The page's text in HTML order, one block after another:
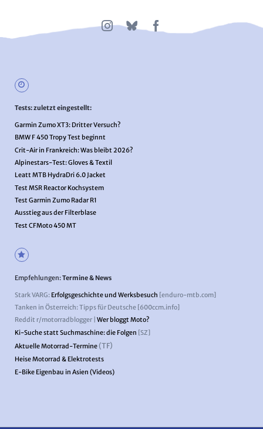
Tests: zuletzt eingestellt:
Garmin Zumo XT3: Dritter Versuch?
BMW F 450 Tropy Test beginnt
Crit-Air in Frankreich: Was bleibt 2026?
Alpinestars-Test: Gloves & Textil
Leatt MTB HydraDri 6.0 Jacket
Test MSR Reactor Kochsystem
Test Garmin Zumo Radar R1
Ausstieg aus der Filterblase
Test CFMoto 450 MT
Empfehlungen:Termine & News
Stark VARG: Erfolgsgeschichte und Werksbesuch [enduro-mtb.com]
Tanken in Österreich: Tipps für Deutsche [600ccm.info]
Reddit r/motorradblogger | Wer bloggt Moto?
Ki-Suche statt Suchmaschine: die Folgen [SZ]
Aktuelle Motorrad-Termine(TF)
Heise Motorrad & Elektrotests
E-Bike Eigenbau in Asien (Videos)